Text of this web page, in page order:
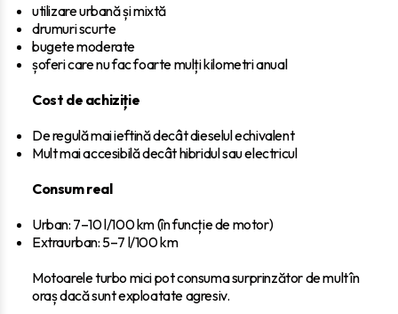
utilizare urbană și mixtă
drumuri scurte
bugete moderate
șoferi care nu fac foarte mulți kilometri anual
Cost de achiziție
De regulă mai ieftină decât dieselul echivalent
Mult mai accesibilă decât hibridul sau electricul
Consum real
Urban: 7–10 l/100 km (în funcție de motor)
Extraurban: 5–7 l/100 km
Motoarele turbo mici pot consuma surprinzător de mult în
oraș dacă sunt exploatate agresiv.